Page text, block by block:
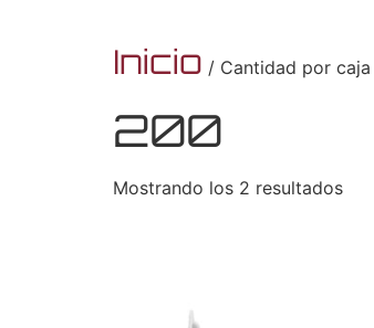
Inicio / Cantidad por
200
Mostrando los 2 resultados